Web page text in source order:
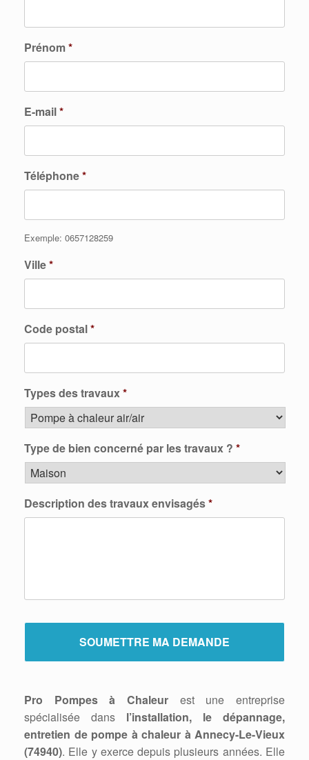
Prénom*
E-mail*
Téléphone*
Exemple: 0657128259
Ville*
Code postal*
Types des travaux*
Type de bien concerné par les travaux ? *
Description des travaux envisagés*
Pro Pompes à Chaleur est une entreprise
spécialisée dans l’installation, le dépannage,
entretien de pompe à chaleur à Annecy-Le-Vieux
(74940). Elle y exerce depuis plusieurs années. Elle